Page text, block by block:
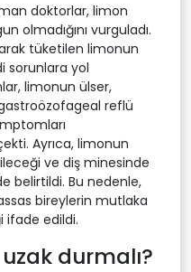
doktorlar, limon
olmadığını vurguladı.
tüketilen limonun
sorunlara yol
limonun ülser,
reflü
Ayrıca, limonun
ve diş minesinde
belirtildi. Bu nedenle,
bireylerin mutlaka
ifade edildi.
durmalı?